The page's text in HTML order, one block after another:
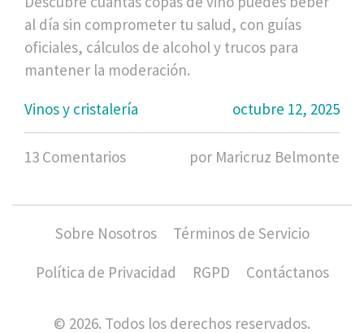
al día sin comprometer tu salud, con guías
oficiales, cálculos de alcohol y trucos para
mantener la moderación.
Vinos y cristalería
octubre 12, 2025
13 Comentarios por Maricruz Belmonte
Sobre Nosotros
Términos de Servicio
Política de Privacidad
RGPD Contáctanos
© 2026. Todos los derechos reservados.